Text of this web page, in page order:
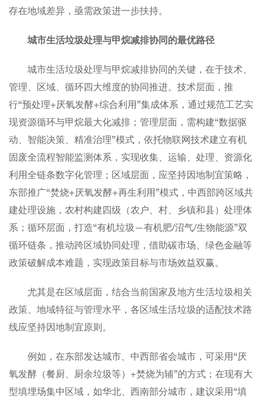
存在地域差异，亟需政策进一步扶持。
城市生活垃圾处理与甲烷减排协同的最优路径
城市生活垃圾处理与甲烷减排协同的关键，在于技术、
管理、区域、循环四大维度的协同推进。技术层面，推
行“预处理+厌氧发酵+综合利用”集成体系，通过规范工艺实
现资源循环与甲烷最大化减排；管理层面，需构建“数据驱
动、智能决策、精准治理”模式，依托物联网技术建立有机
固废全流程智能监测体系，实现收集、运输、处理、资源化
利用全链条数字化管理；区域层面，应坚持因地制宜策略，
东部推广“焚烧+厌氧发酵+再生利用”模式，中西部跨区域共
建处理设施，农村构建四级（农户、村、乡镇和县）处理体
系；循环层面，打造“有机垃圾—有机肥/沼气/生物能源”双
循环链条，推动跨区域协同处理，借助碳市场、绿色金融等
政策破解成本难题，实现政策目标与市场效益双赢。
尤其是在区域层面，结合当前国家及地方生活垃圾相关
政策、地域特征与管理水平，各区域生活垃圾的适配技术路
线应坚持因地制宜原则。
例如，在东部发达城市、中西部省会城市，可采用“厌
氧发酵（餐厨、厨余垃圾等）+焚烧为辅”的方式；在现有大
型填埋场集中区域，如华北、西南部分城市，建议采用“填